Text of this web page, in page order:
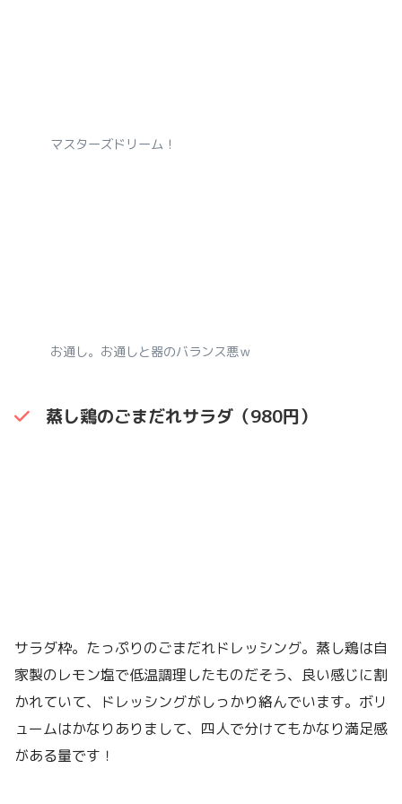
マスターズドリーム！
お通し。お通しと器のバランス悪ｗ
蒸し鶏のごまだれサラダ（980円）
サラダ枠。たっぷりのごまだれドレッシング。蒸し鶏は自
家製のレモン塩で低温調理したものだそう、良い感じに割
かれていて、ドレッシングがしっかり絡んでいます。ボリ
ュームはかなりありまして、四人で分けてもかなり満足感
がある量です！